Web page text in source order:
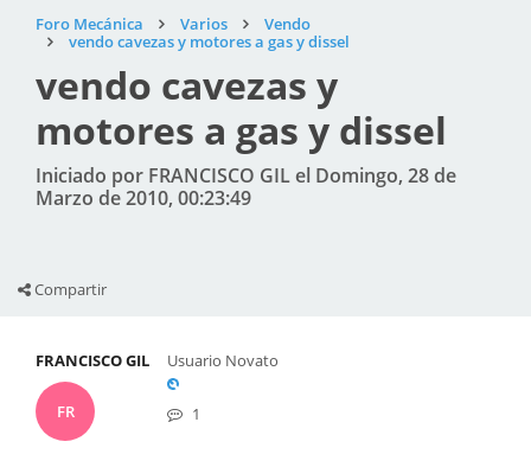
Foro Mecánica Varios
Vendo
vendo cavezas y motores a gas y dissel
vendo cavezas y
motores a gas y dissel
Iniciado por FRANCISCO GIL el Domingo, 28 de
Marzo de 2010, 00:23:49
Compartir
FRANCISCO GIL
FR
Usuario Novato
1